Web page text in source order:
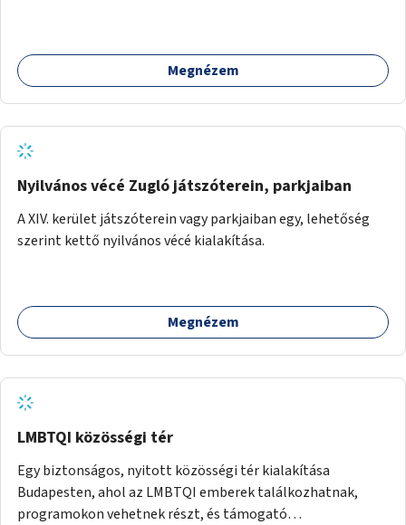
Megnézem
Nyilvános vécé Zugló játszóterein, parkjaiban
A XIV. kerület játszóterein vagy parkjaiban egy, lehetőség
szerint kettő nyilvános vécé kialakítása.
Megnézem
LMBTQI közösségi tér
Egy biztonságos, nyitott közösségi tér kialakítása
Budapesten, ahol az LMBTQI emberek találkozhatnak,
programokon vehetnek részt, és támogató